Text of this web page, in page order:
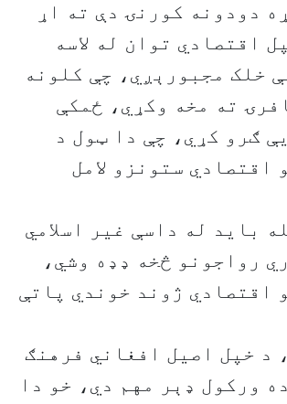
دودونه کورنۍ دې ته اړ
اقتصادي توان له لاسه
خلک مجبورېږي، چې کلونه
ته مخه وکړي، ځمکې
ګرو کړي، چې دا ټول د
اقتصادي ستونزو لامل
باید له داسې غیر اسلامي
رواجونو څخه ډډه وشي،
اقتصادي ژوند خوندي پاتې
د خپل اصیل افغاني فرهنګ
ورکول ډېر مهم دي، خو دا